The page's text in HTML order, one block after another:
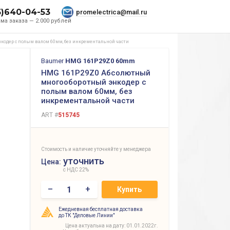
заказа — 2.000 рублей
04-53 promelectrica@mail.ru
с полым валом 60мм, без инкрементальной части
Baumer HMG 161P29Z0 60mm
HMG 161P29Z0 Абсолютный
многооборотный энкодер с
полым валом 60мм, без
инкрементальной части
ART #515745
Стоимость и наличие уточняйте у менеджера
Цена: уточнить
с НДС 22%
– + Купить
Ежедневная бесплатная доставка
до ТК "Деловые Линии"
Цена актуальна на дату: 01.01.2022г.